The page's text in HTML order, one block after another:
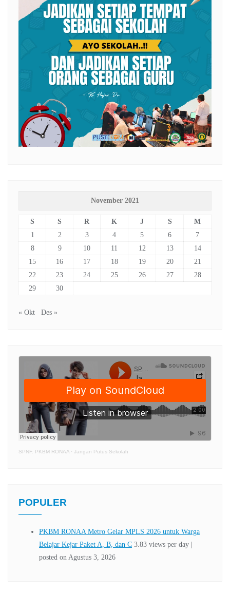
November 2021
S S R K J S
M
1
2 3 4 5 6
7
8
9 10 11 12 13
14
15
16 17 18 19 20
21
22
23 24 25 26 27
28
29
30
« Okt Des »
SPNF. PKBM RONAA · Jangan Putus Sekolah
POPULER